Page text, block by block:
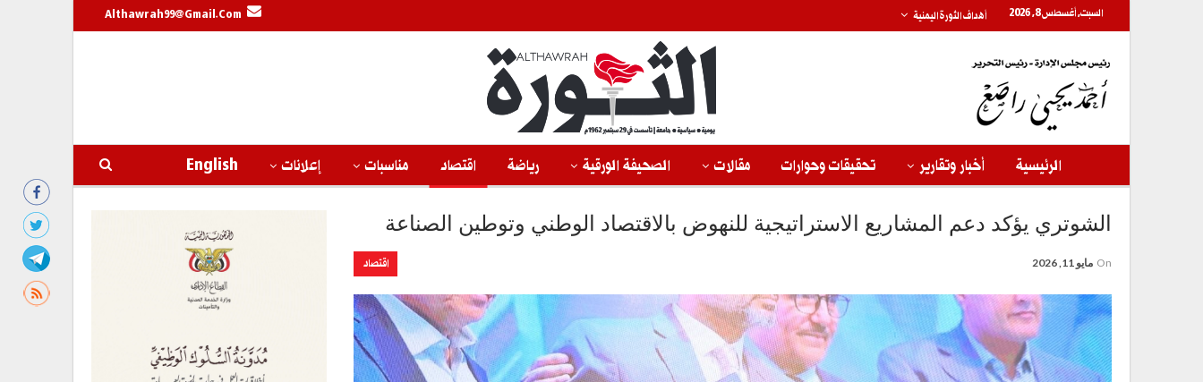
السبت, أغسطس 8, 2026 أهداف الثورة اليمنية Althawrah99@gmail.com
الرئيسية أخبار وتقارير تحقيقات وحوارات مقالات الصحيفة الورقية رياضة اقتصاد مناسبات إعلانات English
الشوتري يؤكد دعم المشاريع الاستراتيجية للنهوض بالاقتصاد الوطني وتوطين الصناعة
اقتصاد On مايو 11, 2026